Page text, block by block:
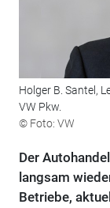
Holger B. Santel,
VW Pkw.
© Foto: VW
Der
langsam
Betriebe,